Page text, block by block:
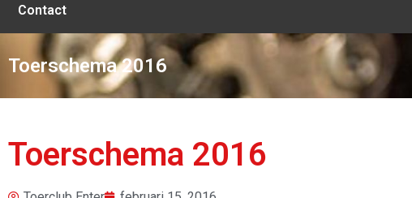
Contact
Toerschema 2016
Toerschema 2016